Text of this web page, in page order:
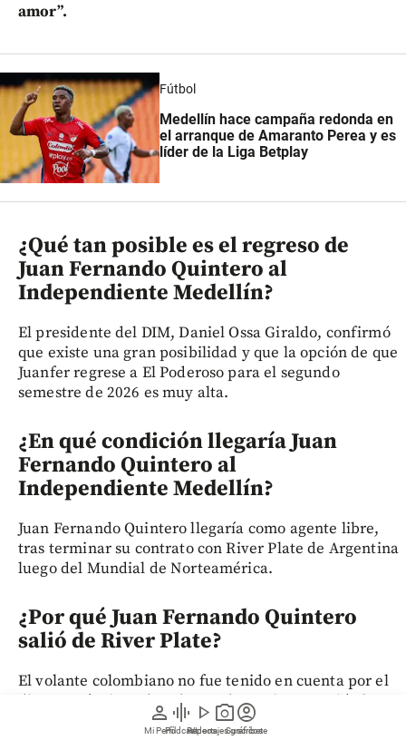
person
Mi Perfil
graphic_eq
Pódcast
play_arrow
Videos
photo_camera
Reportajes gráficos
account_circle
Suscríbete
amor”.
Fútbol
Medellín hace campaña redonda en
el arranque de Amaranto Perea y es
líder de la Liga Betplay
¿Qué tan posible es el regreso de
Juan Fernando Quintero al
Independiente Medellín?
El presidente del DIM, Daniel Ossa Giraldo, confirmó
que existe una gran posibilidad y que la opción de que
Juanfer regrese a El Poderoso para el segundo
semestre de 2026 es muy alta.
¿En qué condición llegaría Juan
Fernando Quintero al
Independiente Medellín?
Juan Fernando Quintero llegaría como agente libre,
tras terminar su contrato con River Plate de Argentina
luego del Mundial de Norteamérica.
¿Por qué Juan Fernando Quintero
salió de River Plate?
El volante colombiano no fue tenido en cuenta por el
director técnico Eduardo Coudet, quien asumió el
cargo en el equipo argentino a mediados de 2026 y le